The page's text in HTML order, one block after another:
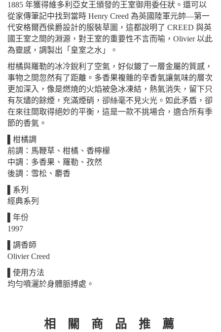
1885 年獲得維多利亞女王頒發的王室御用委任狀。還可以
從家傳筆記中找到當時 Henry Creed 為英國陸軍元帥—第一
代安格爾西侯爵設計的服裝草圖，這都說明了 CREED 與英
國王室之間的淵源，對王室的重要性不言而喻，Olivier 以此
為靈感，調製出「皇室之水」。
柑橘與羅勒的冰冷銳利了空氣，好似鍍了一層金屬的質感，
事物之間忽然有了距離。多香果複雜的辛香氣讓氣味的層次
更加深入，像是燃燒的火焰被急冰凍結，熱氣消失，留下只
有灰燼的餘煙，充滿煙硝，卻絲毫不見火光。如此矛盾，卻
在來往間取得絕妙的平衡，這是一款不挑場合，適合所有季
節的香氣。
▌柑橘調
前調：馬鞭草、柑橘、香檸檬
中調：多香果、羅勒、孜然
後調：雪松、麝香
▌系列
經典系列
▌年份
1997
▌調香師
Olivier Creed
▌使用方法
均勻噴灑於身體脈搏處。
相 關 商 品 推 薦